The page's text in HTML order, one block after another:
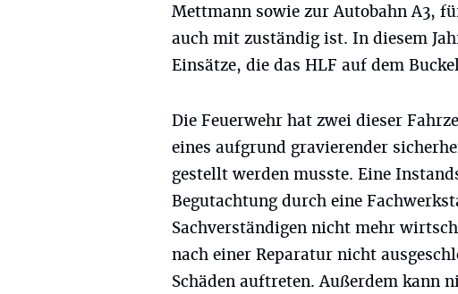
Mettmann sowie zur Autobahn A3,
auch mit zuständig ist. In diesem
Einsätze, die das HLF auf dem
Die Feuerwehr hat zwei dieser
eines aufgrund gravierender
gestellt werden musste. Eine
Begutachtung durch eine
Sachverständigen nicht mehr
nach einer Reparatur nicht
Schäden auftreten. Außerdem kann